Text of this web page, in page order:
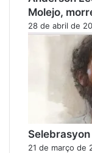
Molejo,
28 de abril de
21 de março de